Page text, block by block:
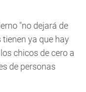
"no dejará de
ya que hay
chicos de cero a
de personas